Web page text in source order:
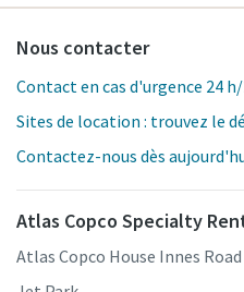
Nous contacter
Contact en cas d'urgence 24
Sites de location : trouvez le
Contactez-nous dès
Atlas Copco Specialty
Atlas Copco House Innes Road